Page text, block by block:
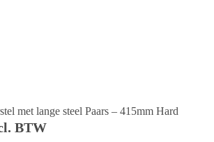
met lange steel Paars – 415mm Hard
BTW